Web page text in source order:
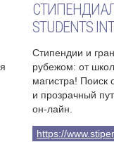
STUDENTS
Стипендии и
рубежом: от
магистра! Поиск
и прозрачный
он-лайн.
https://